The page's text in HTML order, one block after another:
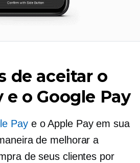
de aceitar o
e o Google Pay
Paye o Apple Pay em sua
de melhorar a
de seus clientes por